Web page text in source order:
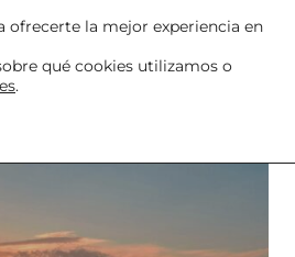
ATLÁNTICO
ofrecerte la mejor experiencia en
qué cookies utilizamos o
.